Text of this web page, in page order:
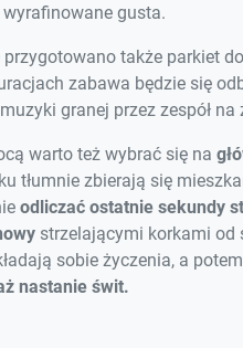
gusta.
przygotowano także parkiet
zabawa będzie się
granej przez zespół na
warto też wybrać się na
tłumnie zbierają się
odliczać ostatnie sekundy
strzelającymi korkami od
sobie życzenia, a potem
nastanie świt.